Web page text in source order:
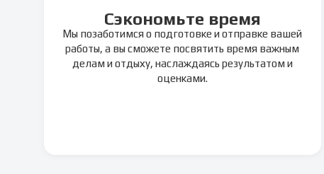
Сэкономьте время
Мы позаботимся о подготовке и отправке вашей
работы, а вы сможете посвятить время важным
делам и отдыху, наслаждаясь результатом и
оценками.